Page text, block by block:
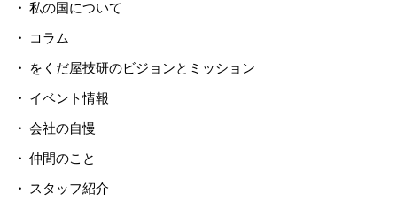
私の国について
コラム
をくだ屋技研のビジョンとミッション
イベント情報
会社の自慢
仲間のこと
スタッフ紹介